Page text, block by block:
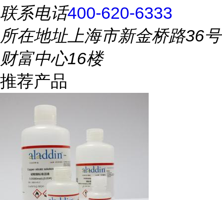
联系电话400-620-6333
所在地址上海市新金桥路36号
财富中心16楼
推荐产品